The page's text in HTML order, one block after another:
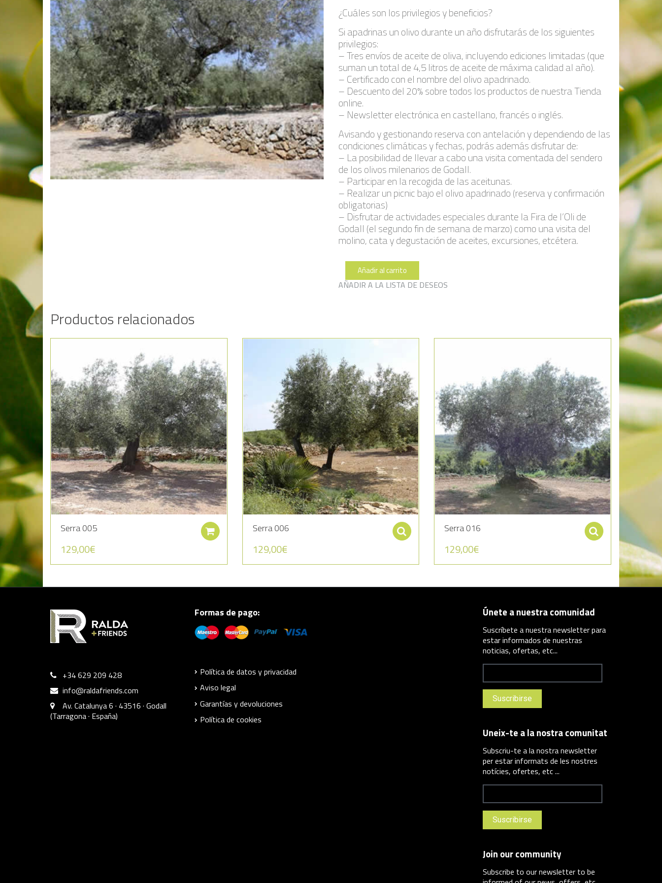
¿Cuáles son los privilegios y beneficios?
Si apadrinas un olivo durante un año disfrutarás de los siguientes
privilegios:
– Tres envíos de aceite de oliva, incluyendo ediciones limitadas (que
suman un total de 4,5 litros de aceite de máxima calidad al año).
– Certificado con el nombre del olivo apadrinado.
– Descuento del 20% sobre todos los productos de nuestra Tienda
online.
– Newsletter electrónica en castellano, francés o inglés.
Avisando y gestionando reserva con antelación y dependiendo de las
condiciones climáticas y fechas, podrás además disfrutar de:
– La posibilidad de llevar a cabo una visita comentada del sendero
de los olivos milenarios de Godall.
– Participar en la recogida de las aceitunas.
– Realizar un picnic bajo el olivo apadrinado (reserva y confirmación
obligatorias)
– Disfrutar de actividades especiales durante la Fira de l’Oli de
Godall (el segundo fin de semana de marzo) como una visita del
molino, cata y degustación de aceites, excursiones, etcétera.
Plana
316
Añadir al carrito
AÑADIR A LA LISTA DE DESEOS
Productos relacionados
Serra 005
129,00€
Añadir al carrito
Serra 006
129,00€
Seleccionar opciones
Añadir a la lista de deseos
Serra 016
129,00€
+34 629 209 428
info@raldafriends.com
Av. Catalunya 6 · 43516 · Godall
(Tarragona · España)
Formas de pago:
Política de datos y privacidad
Aviso legal
Garantías y devoluciones
Política de cookies
Únete a nuestra comunidad
Suscríbete a nuestra newsletter para
estar informados de nuestras
noticias, ofertas, etc...
Uneix-te a la nostra comunitat
Subscriu-te a la nostra newsletter
per estar informats de les nostres
notícies, ofertes, etc ...
Join our community
Subscribe to our newsletter to be